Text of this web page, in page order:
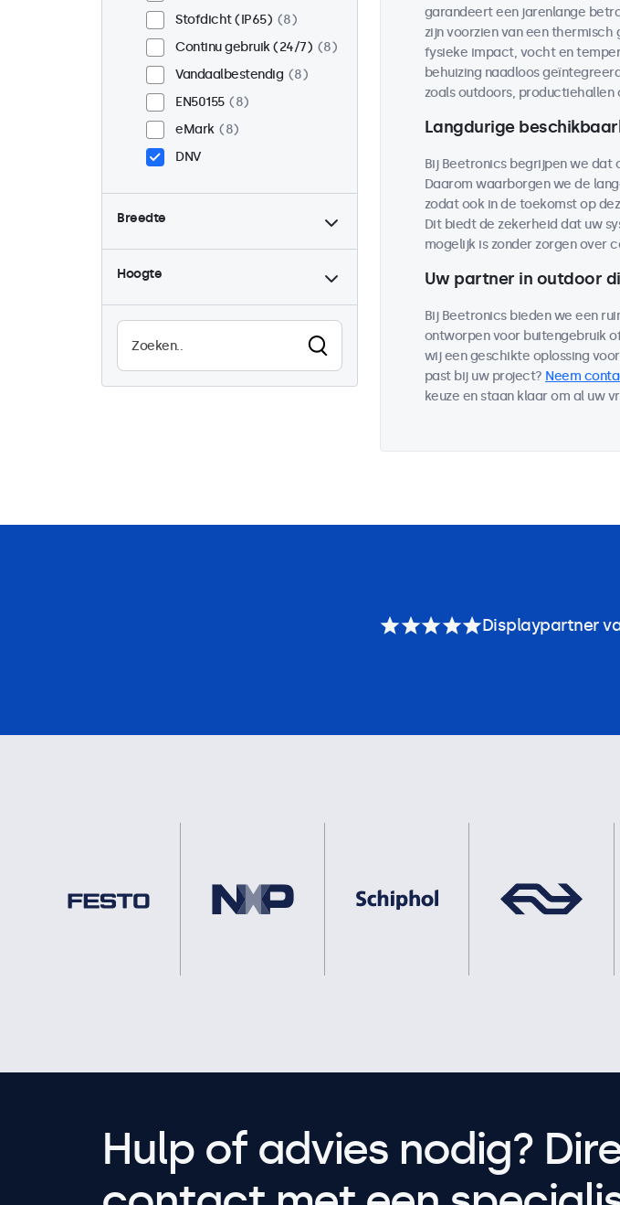
Stofdicht (IP65)
8
Continu gebruik (24/7)
8
Vandaalbestendig
8
EN50155
8
eMark
8
DNV
Breedte
Hoogte
garandeert een jarenlange
zijn voorzien van een
fysieke impact, vocht en
behuizing naadloos
zoals outdoors, productiehallen
Langdurige
Bij Beetronics begrijpen we dat
Daarom waarborgen we de
zodat ook in de toekomst op
Dit biedt de zekerheid dat uw
mogelijk is zonder zorgen
Uw partner in outdoor
Bij Beetronics bieden we een
ontworpen voor buitengebruik
wij een geschikte oplossing
past bij uw project? Neem
keuze en staan klaar om al uw
Displaypartner
Hulp of advies nodig?